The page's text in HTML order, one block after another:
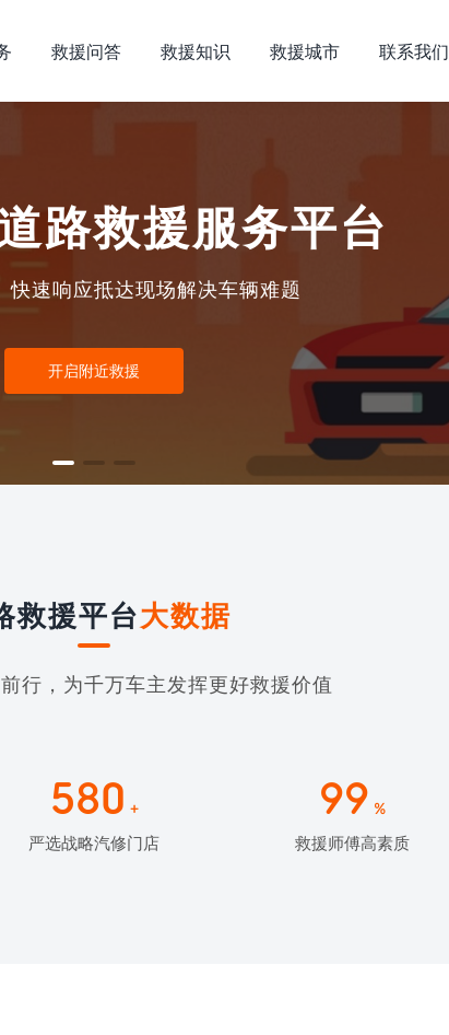
救援问答 救援知识 救援城市 联系我们
路救援服务平台
快速响应抵达现场解决车辆难题
开启附近救援
救援平台大数据
行，为千万车主发挥更好救援价值
580 +
严选战略汽修门店
99 %
救援师傅高素质